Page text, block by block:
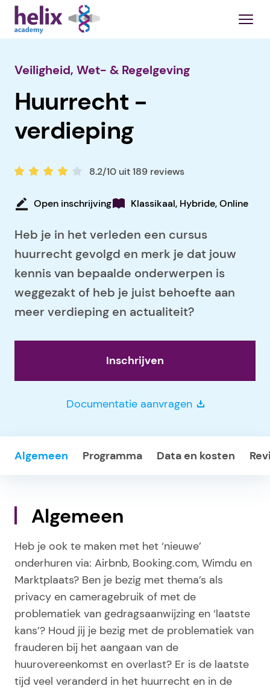
Veiligheid, Wet- & Regelgeving
Huurrecht -
verdieping
8.2/10 uit 189 reviews
Open inschrijving Klassikaal, Hybride, Online
Heb je in het verleden een cursus
huurrecht gevolgd en merk je dat jouw
kennis van bepaalde onderwerpen is
weggezakt of heb je juist behoefte aan
meer verdieping en actualiteit?
Inschrijven
Documentatie aanvragen
Algemeen Programma Data en kosten
Algemeen
Heb je ook te maken met het ‘nieuwe’
onderhuren via: Airbnb, Booking.com, Wimdu en
Marktplaats? Ben je bezig met thema’s als
privacy en cameragebruik of met de
problematiek van gedragsaanwijzing en ‘laatste
kans’? Houd jij je bezig met de problematiek van
frauderen bij het aangaan van de
huurovereenkomst en overlast? Er is de laatste
tijd veel veranderd in het huurrecht en in de